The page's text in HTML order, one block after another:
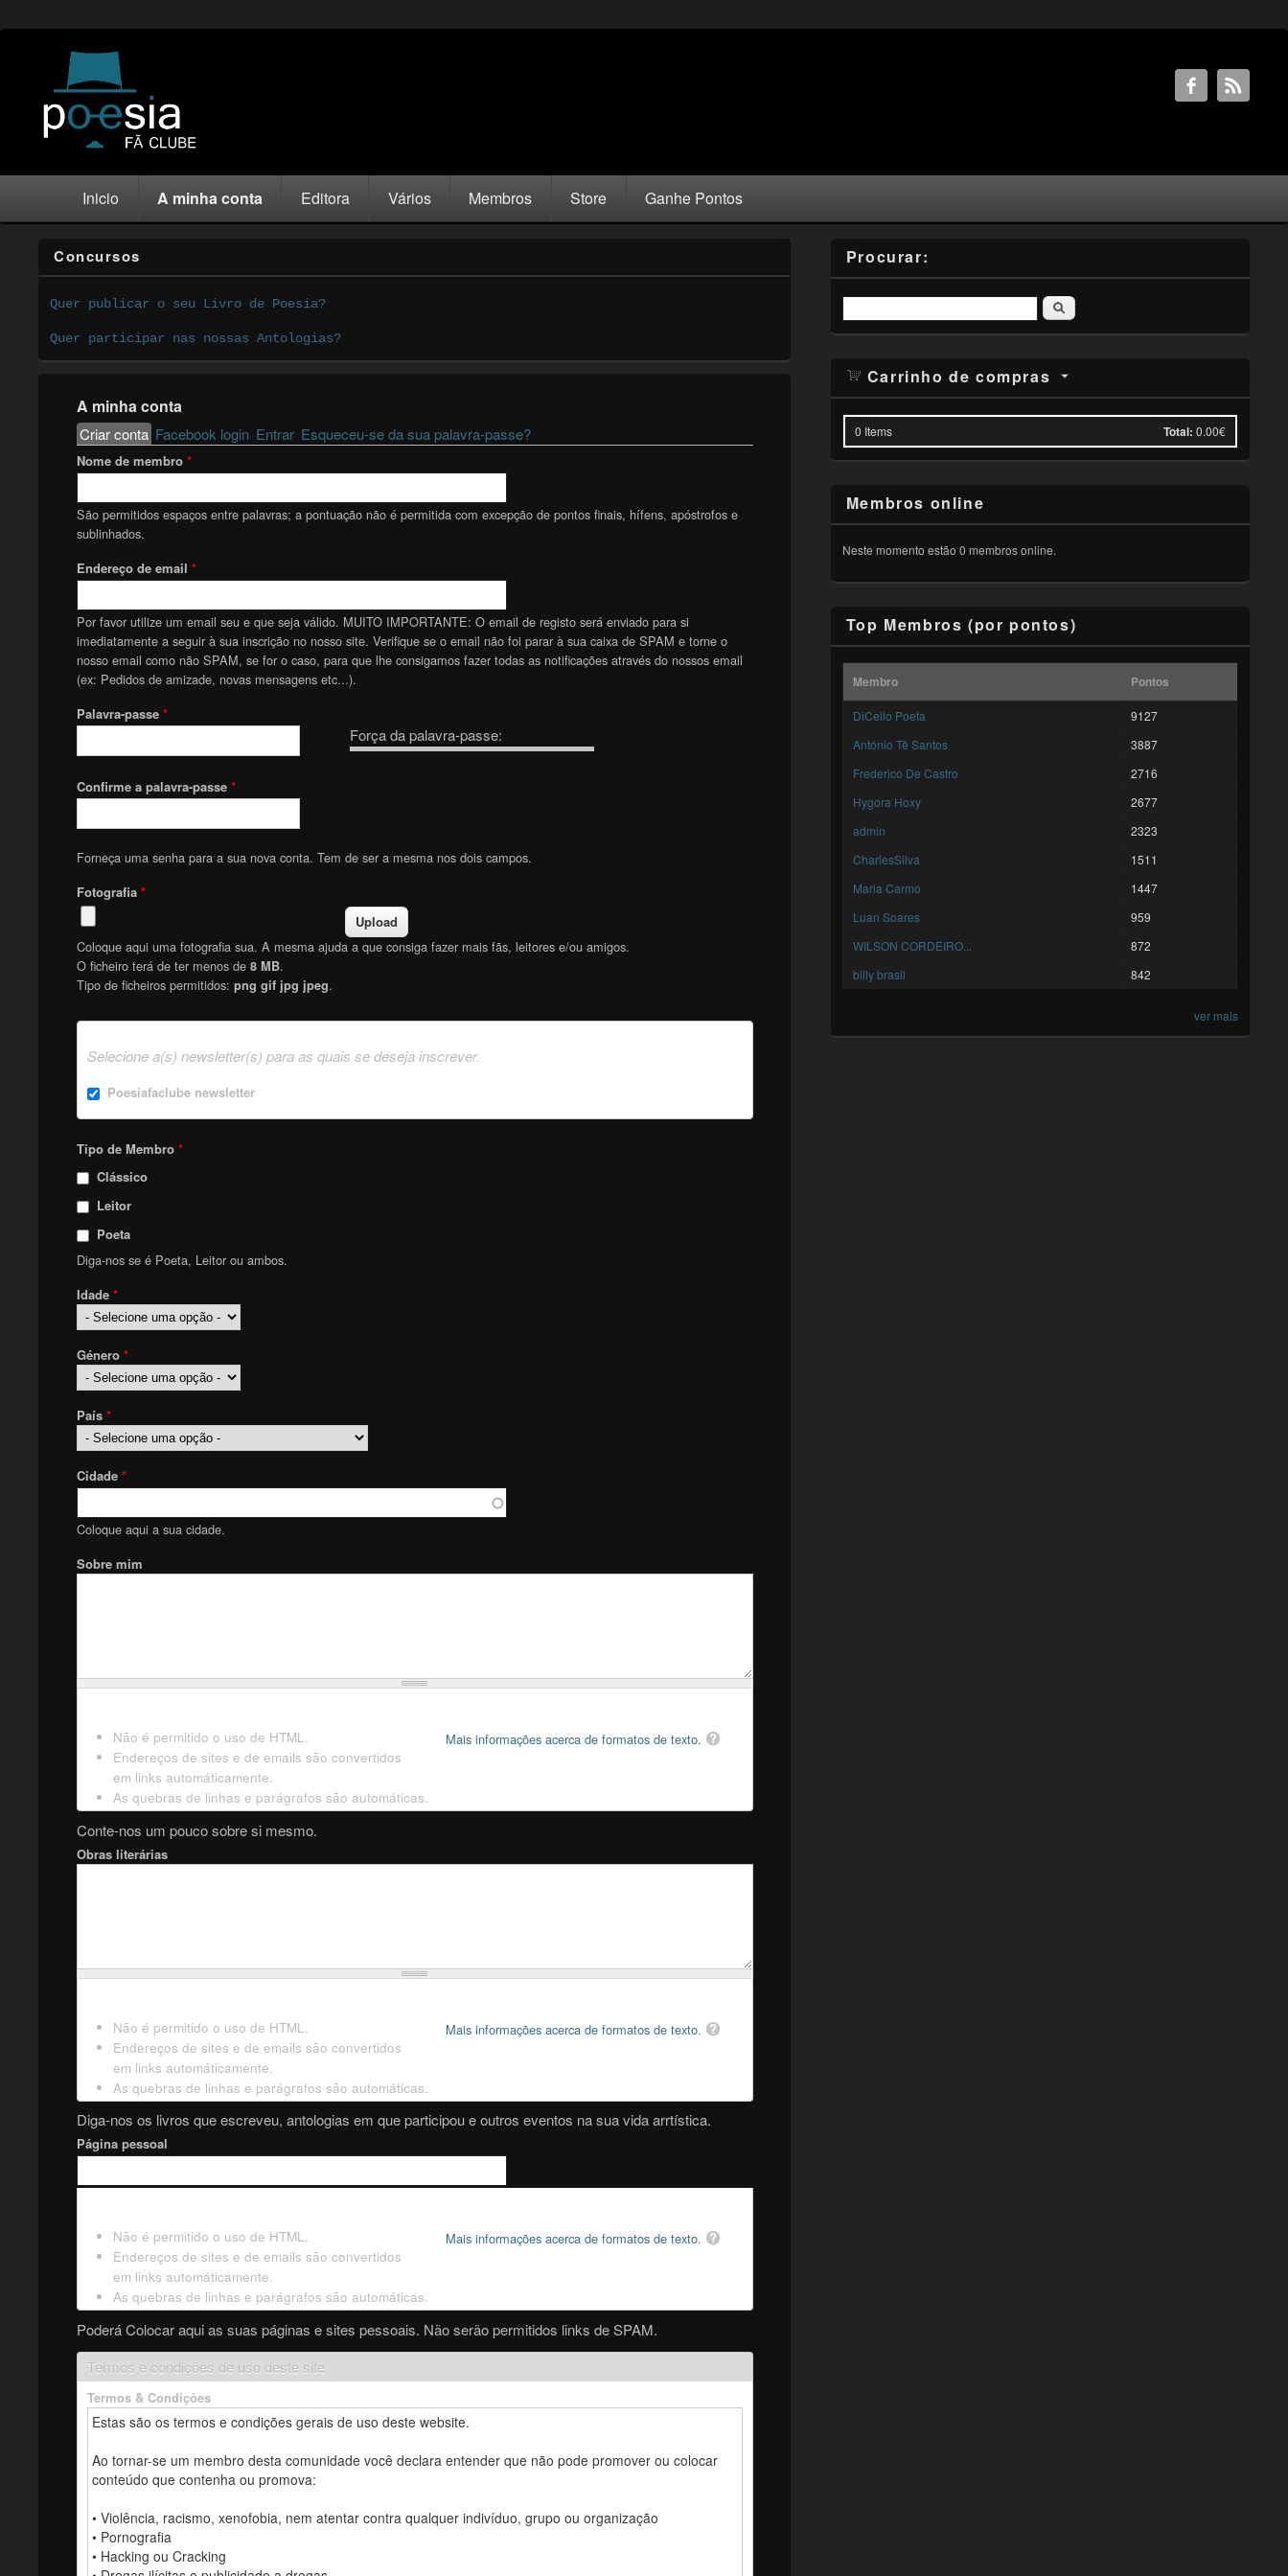
Inicio A minha conta Editora Vários Membros Store Ganhe Pontos
Concursos
Quer publicar o seu Livro de Poesia?
Quer participar nas nossas Antologias?
A minha conta
Primary tabs
Criar conta(active tab)
Facebook login Entrar Esqueceu-se da sua palavra-passe?
Nome de membro *
São permitidos espaços entre palavras; a pontuação não é permitida com excepção de pontos finais, hífens, apóstrofos e
sublinhados.
Endereço de email *
Por favor utilize um email seu e que seja válido. MUITO IMPORTANTE: O email de registo será enviado para si
imediatamente a seguir à sua inscrição no nosso site. Verifique se o email não foi parar à sua caixa de SPAM e torne o
nosso email como não SPAM, se for o caso, para que lhe consigamos fazer todas as notificações através do nossos email
(ex: Pedidos de amizade, novas mensagens etc...).
Força da palavra-passe:
Palavra-passe *
Confirme a palavra-passe *
Forneça uma senha para a sua nova conta. Tem de ser a mesma nos dois campos.
Fotografia *
Coloque aqui uma fotografia sua. A mesma ajuda a que consiga fazer mais fãs, leitores e/ou amigos.
O ficheiro terá de ter menos de 8 MB.
Tipo de ficheiros permitidos: png gif jpg jpeg.
Selecione a(s) newsletter(s) para as quais se deseja inscrever.
Poesiafaclube newsletter
Tipo de Membro *
Clássico
Leitor
Poeta
Diga-nos se é Poeta, Leitor ou ambos.
Idade *
Género *
País *
Cidade *
Coloque aqui a sua cidade.
Sobre mim
Mais informações acerca de formatos de texto.
Não é permitido o uso de HTML.
Endereços de sites e de emails são convertidos
em links automáticamente.
As quebras de linhas e parágrafos são automáticas.
Conte-nos um pouco sobre si mesmo.
Obras literárias
Mais informações acerca de formatos de texto.
Não é permitido o uso de HTML.
Endereços de sites e de emails são convertidos
em links automáticamente.
As quebras de linhas e parágrafos são automáticas.
Diga-nos os livros que escreveu, antologias em que participou e outros eventos na sua vida arrtística.
Página pessoal
Mais informações acerca de formatos de texto.
Não é permitido o uso de HTML.
Endereços de sites e de emails são convertidos
em links automáticamente.
As quebras de linhas e parágrafos são automáticas.
Poderá Colocar aqui as suas páginas e sites pessoais. Não serão permitidos links de SPAM.
Termos e condições de uso deste site
Termos & Condições
Procurar:
Pesquisar
Carrinho de compras
0 Items Total: 0.00€
Membros online
Neste momento estão 0 membros online.
Top Membros (por pontos)
Membro Pontos
DiCello Poeta
9127
António Tê Santos
3887
Frederico De Castro
2716
Hygora Hoxy
2677
admin
2323
CharlesSilva
1511
Maria Carmo
1447
Luan Soares
959
WILSON CORDEIRO...
872
billy brasil
842
ver mais